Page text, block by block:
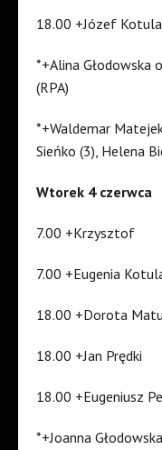
18.00 +Józef
*+Alina Głodowska
(RPA)
*+Waldemar
Sieńko (3), Helena
Wtorek 4 czerwca
7.00 +Krzysztof
7.00 +Eugenia
18.00 +Dorota
18.00 +Jan Prędki
18.00 +Eugeniusz
*+Joanna